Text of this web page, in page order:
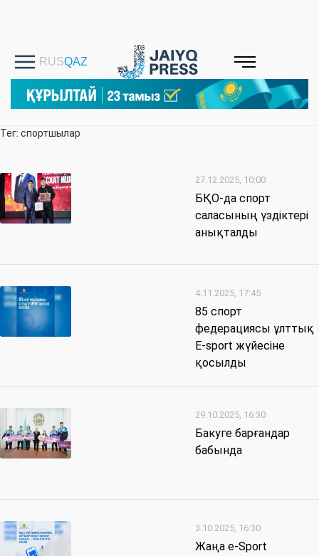
Тег: спортшылар
27.12.2025, 10:00
БҚО-да спорт
саласының үздіктері
анықталды
4.11.2025, 17:45
85 спорт
федерациясы ұлттық
E-sport жүйесіне
қосылды
29.10.2025, 16:30
Бакуге барғандар
бабында
3.10.2025, 16:30
Жаңа e-Sport